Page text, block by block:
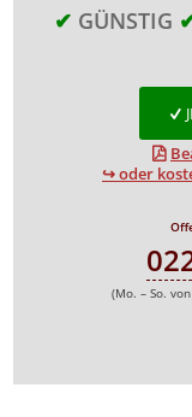
✔ GÜNSTIG
↪ oder
(Mo. – So.